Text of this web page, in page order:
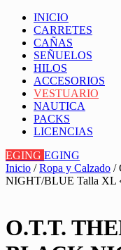
INICIO
CARRETES
CAÑAS
SEÑUELOS
HILOS
ACCESORIOS
VESTUARIO
NAUTICA
PACKS
LICENCIAS
EGING EGING
Inicio /Ropa y Calzado /
NIGHT/BLUE Talla XL
O.T.T.